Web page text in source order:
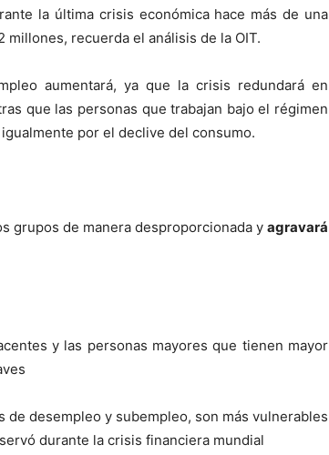
la última crisis económica hace más de una
recuerda el análisis de la OIT.
aumentará, ya que la crisis redundará en
que las personas que trabajan bajo el régimen
por el declive del consumo.
grupos de manera desproporcionada y agravará
y las personas mayores que tienen mayor
de desempleo y subempleo, son más vulnerables
durante la crisis financiera mundial